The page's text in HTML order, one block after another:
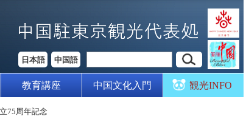
日本語 中国語
教育講座 中国文化入門 観光INFO
75周年記念